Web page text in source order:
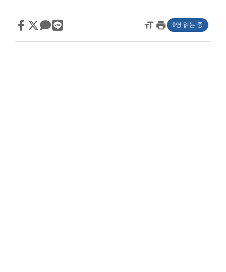
format_sizeprint 0명 읽는 중